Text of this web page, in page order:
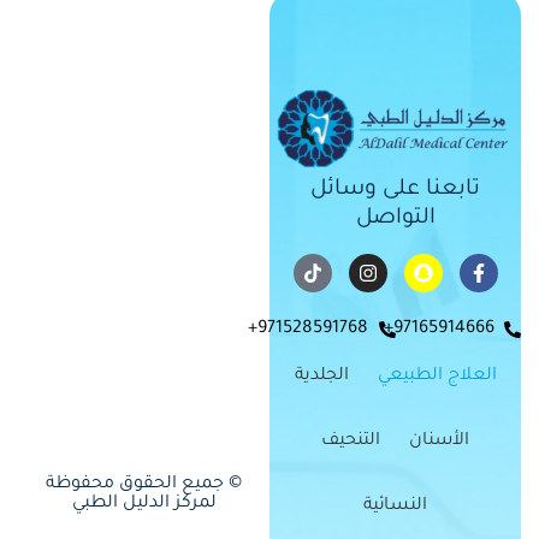
تابعنا على وسائل
التواصل
97165914666+
971528591768+
العلاج الطبيعي الجلدية
الأسنان التنحيف
النسائية
© جميع الحقوق محفوظة
لمركز الدليل الطبي